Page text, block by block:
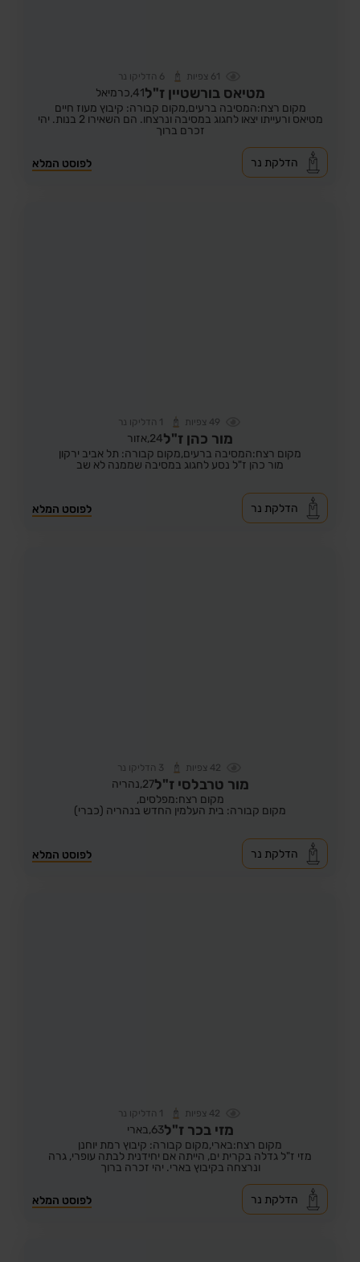
61 צפיות 6 הדליקו נר
מטיאס בורשטיין ז"ל41, כרמיאל
מקום רצח:המסיבה ברעים,מקום קבורה: קיבוץ מעוז חיים
מטיאס ורעייתו יצאו לחגוג במסיבה ונרצחו. הם השאירו 2 בנות. יהי
זכרם ברוך
לפוסט המלא הדלקת נר
49 צפיות 1 הדליקו נר
מור כהן ז"ל24, אזור
מקום רצח:המסיבה ברעים,מקום קבורה: תל אביב ירקון
מור כהן ז"ל נסע לחגוג במסיבה שממנה לא שב
לפוסט המלא הדלקת נר
42 צפיות 3 הדליקו נר
מור טרבלסי ז"ל27, נהריה
מקום רצח:מפלסים,
מקום קבורה: בית העלמין החדש בנהריה (כברי)
לפוסט המלא הדלקת נר
42 צפיות 1 הדליקו נר
מזי בכר ז"ל63, בארי
מקום רצח:בארי,מקום קבורה: קיבוץ רמת יוחנן
מזי ז"ל גדלה בקרית ים, הייתה אם יחידנית לבתה עופרי, גרה
ונרצחה בקיבוץ בארי. יהי זכרה ברוך
לפוסט המלא הדלקת נר